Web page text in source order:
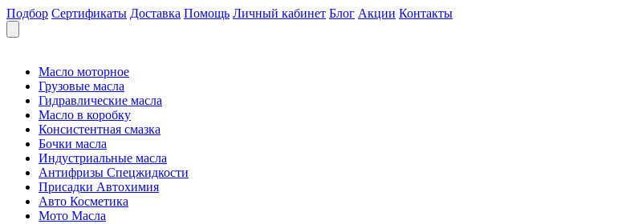
Подбор Сертификаты Доставка Помощь Личный кабинет Блог Акции Контакты
Масло моторное
Грузовые масла
Гидравлические масла
Масло в коробку
Консистентная смазка
Бочки масла
Индустриальные масла
Антифризы Спецжидкости
Присадки Автохимия
Авто Косметика
Мото Масла